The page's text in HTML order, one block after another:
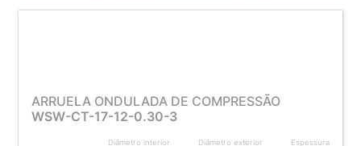
ARRUELA ONDULADA DE COMPRESSÃO
WSW-CT-17-12-0.30-3
Diâmetro interior Diâmetro exterior Espessura